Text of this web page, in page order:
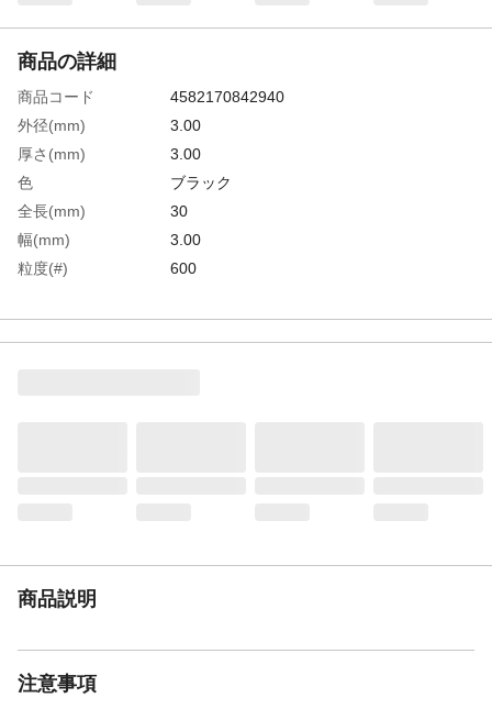
商品の詳細
商品コード
4582170842940
外径(mm)
3.00
厚さ(mm)
3.00
色
ブラック
全長(mm)
30
幅(mm)
3.00
粒度(#)
600
重さ
0.450G
商品説明
注意事項